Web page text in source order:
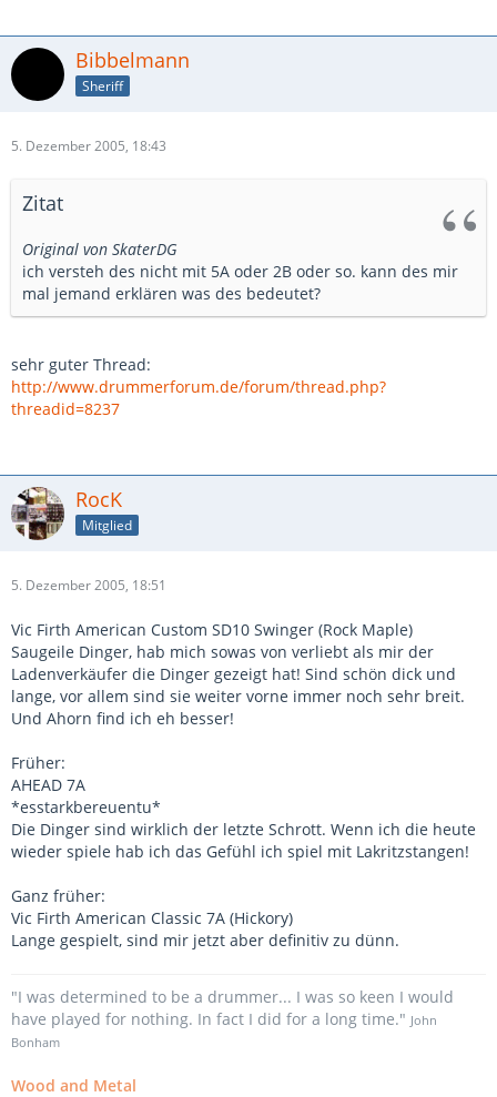
Bibbelmann
Sheriff
5. Dezember 2005, 18:43
Zitat
Original von SkaterDG
ich versteh des nicht mit 5A oder 2B oder so. kann des mir
mal jemand erklären was des bedeutet?
sehr guter Thread:
http://www.drummerforum.de/forum/thread.php?
threadid=8237
RocK
Mitglied
5. Dezember 2005, 18:51
Vic Firth American Custom SD10 Swinger (Rock Maple)
Saugeile Dinger, hab mich sowas von verliebt als mir der
Ladenverkäufer die Dinger gezeigt hat! Sind schön dick und
lange, vor allem sind sie weiter vorne immer noch sehr breit.
Und Ahorn find ich eh besser!
Früher:
AHEAD 7A
*esstarkbereuentu*
Die Dinger sind wirklich der letzte Schrott. Wenn ich die heute
wieder spiele hab ich das Gefühl ich spiel mit Lakritzstangen!
Ganz früher:
Vic Firth American Classic 7A (Hickory)
Lange gespielt, sind mir jetzt aber definitiv zu dünn.
"I was determined to be a drummer... I was so keen I would
have played for nothing. In fact I did for a long time." John
Bonham
Wood and Metal